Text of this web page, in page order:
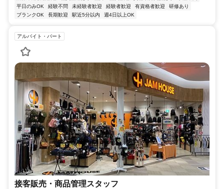
平日のみOK
経験不問 未経験者歓迎 経験者歓迎 有資格者歓迎
研修あり
ブランクOK
長期歓迎 駅近5分以内 週4日以上OK
アルバイト・パート
接客販売・商品管理スタッフ